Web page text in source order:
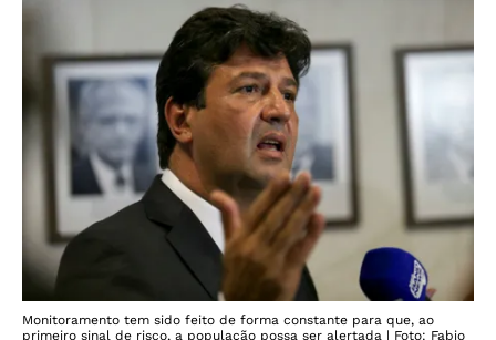
Monitoramento tem sido feito de forma constante para que, ao
primeiro sinal de risco, a população possa ser alertada | Foto: Fabio